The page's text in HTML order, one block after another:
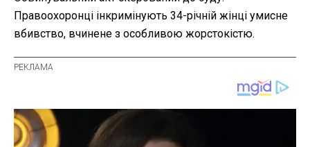
Правоохоронці інкримінують 34-річній жінці умисне
вбивство, вчинене з особливою жорстокістю.